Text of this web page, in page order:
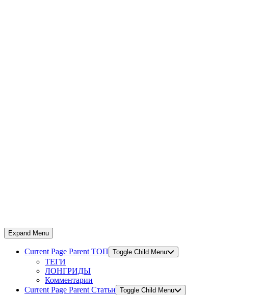
Expand Menu
Current Page Parent ТОП Toggle Child Menu
ТЕГИ
ЛОНГРИДЫ
Комментарии
Current Page Parent Статьи Toggle Child Menu